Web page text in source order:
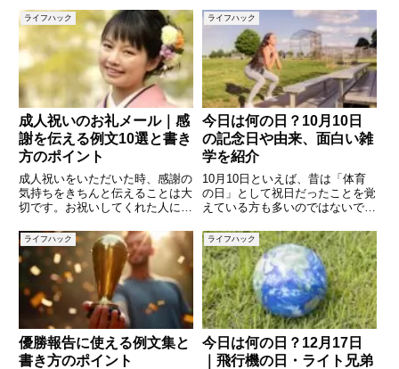
日、そして世界で起きたできごと
まで――今日はどんな日なのかを
深掘りしてみましょう。この記事
では、「7月15日」にまつわ
史的な出来事や有名人の誕生日な
ども重なる日です。この記事では
「今日は何の日？」シリーズと
ライフハック
成人祝いのお礼メール｜感
謝を伝える例文10選と書き
方のポイント
成人祝いをいただいた時、感謝の
気持ちをきちんと伝えることは大
切です。お祝いしてくれた人に心
で、感謝の気持ちが伝わり、今後
の良い関係にも繋がります。しか
し、「どんな言葉でお礼を伝えた
らいいの？」と迷ってしまうこと
も
ライフハック
今日は何の日？10月10日
の記念日や由来、面白い雑
学を紹介
10月10日といえば、昔は「体育
の日」として祝日だったことを覚
えている方も多いのではないでし
日」と名称が変わり、10月の第2
月曜日に移動しましたが、10月
10日という日付そのものには、
まだまだたくさんの記念日や歴
ライフハック
優勝報告に使える例文集と
書き方のポイント
ライフハック
今日は何の日？12月17日
｜飛行機の日・ライト兄弟